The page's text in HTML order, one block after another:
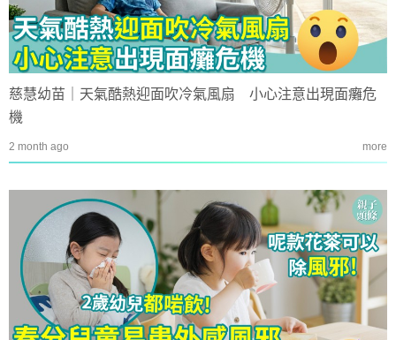
慈慧幼苗｜天氣酷熱迎面吹冷氣風扇 小心注意出現面癱危
機
2 month ago more